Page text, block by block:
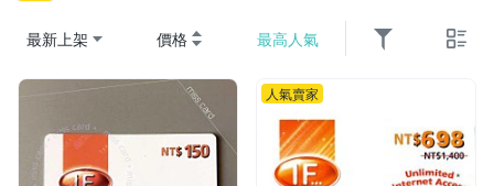
最新上架 價格 最高人氣
人氣賣家